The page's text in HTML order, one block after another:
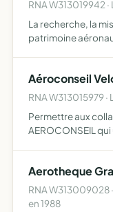
RNA W313019942
La recherche, la
patrimoine
Aéroconseil
RNA W313015979
Permettre aux
AEROCONSEIL
afin de réparer …
Aerotheque
RNA W313009028
en 1988